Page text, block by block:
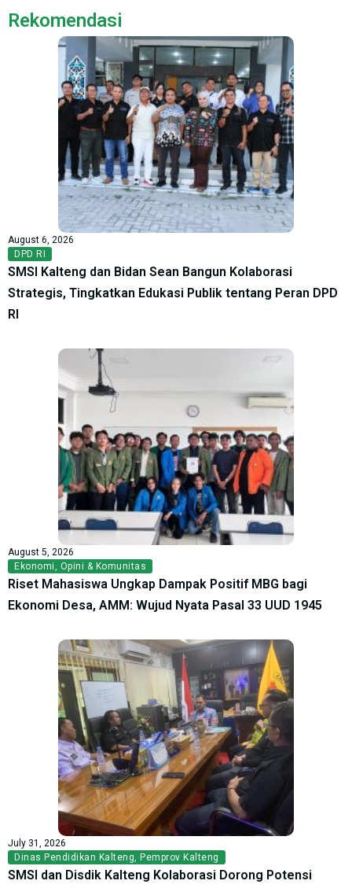
Rekomendasi
August 6, 2026
DPD RI
SMSI Kalteng dan Bidan Sean Bangun Kolaborasi
Strategis, Tingkatkan Edukasi Publik tentang Peran DPD
RI
August 5, 2026
Ekonomi, Opini & Komunitas
Riset Mahasiswa Ungkap Dampak Positif MBG bagi
Ekonomi Desa, AMM: Wujud Nyata Pasal 33 UUD 1945
July 31, 2026
Dinas Pendidikan Kalteng, Pemprov Kalteng
SMSI dan Disdik Kalteng Kolaborasi Dorong Potensi